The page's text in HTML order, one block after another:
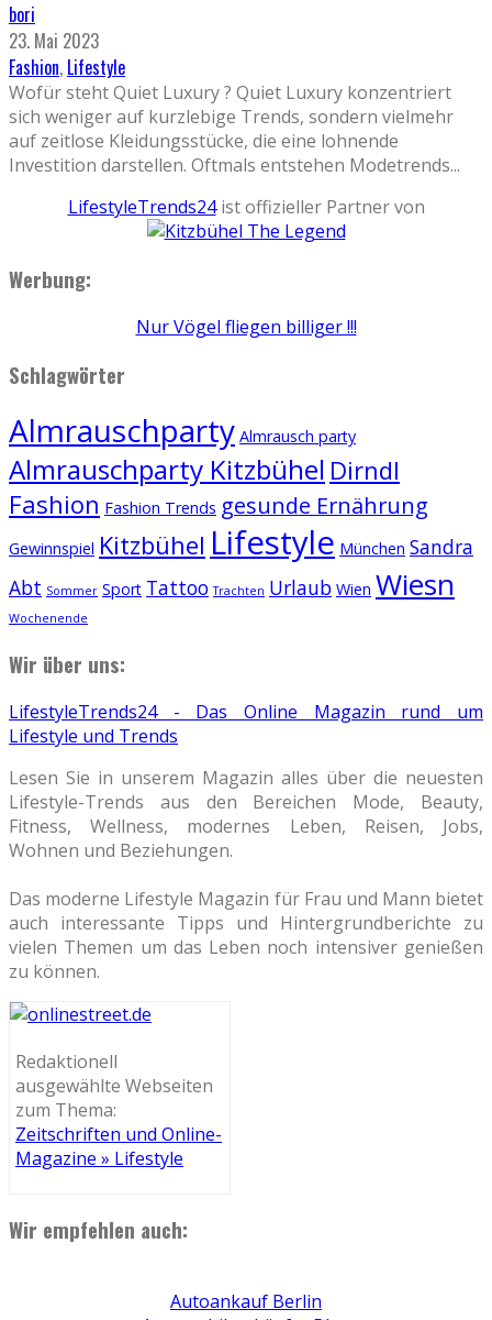
bori
23. Mai 2023
Fashion, Lifestyle
Wofür steht Quiet Luxury ? Quiet Luxury konzentriert
sich weniger auf kurzlebige Trends, sondern vielmehr
auf zeitlose Kleidungsstücke, die eine lohnende
Investition darstellen. Oftmals entstehen Modetrends...
LifestyleTrends24ist offizieller Partner von
Werbung:
Nur Vögel fliegen billiger !!!
Schlagwörter
Almrauschparty Almrausch party
Almrauschparty Kitzbühel Dirndl
Fashion Fashion Trends gesunde Ernährung
Gewinnspiel Kitzbühel Lifestyle München Sandra
Abt Sommer Sport Tattoo Trachten Urlaub Wien Wiesn
Wochenende
Wir über uns:
LifestyleTrends24 - Das Online Magazin rund um
Lifestyle und Trends
Lesen Sie in unserem Magazin alles über die neuesten
Lifestyle-Trends aus den Bereichen Mode, Beauty,
Fitness, Wellness, modernes Leben, Reisen, Jobs,
Wohnen und Beziehungen.
Das moderne Lifestyle Magazin für Frau und Mann bietet
auch interessante Tipps und Hintergrundberichte zu
vielen Themen um das Leben noch intensiver genießen
zu können.
Redaktionell
ausgewählte Webseiten
zum Thema:
Zeitschriften und Online-
Magazine » Lifestyle
Wir empfehlen auch:
Autoankauf Berlin